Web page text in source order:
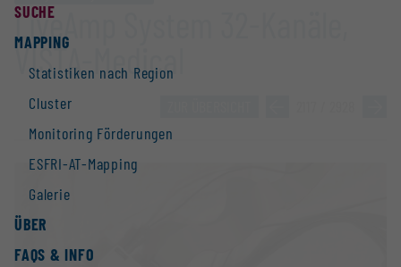
SUCHE
MAPPING
Statistiken nach Region
Cluster
Monitoring Förderungen
ESFRI-AT-Mapping
Galerie
ÜBER
FAQS & INFO
LiveAmp System 32-Kanäle,
VISTA-Medical